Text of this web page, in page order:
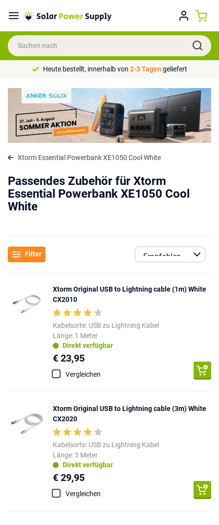
Heute bestellt, innerhalb von 2-3 Tagengeliefert
Xtorm Essential Powerbank XE1050 Cool White
Passendes Zubehör für Xtorm
Essential Powerbank XE1050 Cool
White
Filter
Xtorm Original USB to Lightning cable (1m) White
CX2010
Kabelsorte: USB zu Lightning Kabel
Länge: 1 Meter
Direkt verfügbar
€ 23,95
Vergleichen
Xtorm Original USB to Lightning cable (3m) White
CX2020
Kabelsorte: USB zu Lightning Kabel
Länge: 3 Meter
Direkt verfügbar
€ 29,95
Vergleichen